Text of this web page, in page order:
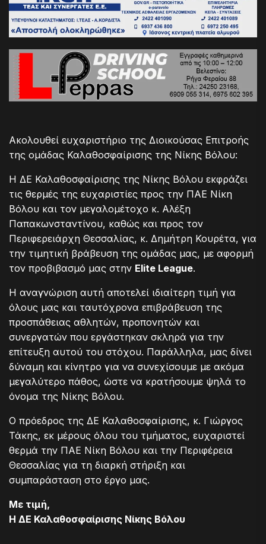
Ακολουθεί ευχαριστήριο της Διοικούσας Επιτροής
της ομάδας Καλαθοσφαίρισης της Νίκης Βόλου:
Η ΔΕ Καλαθοσφαίρισης της Νίκης Βόλου εκφράζει
τις θερμές της ευχαριστίες προς την ΠΑΕ Νίκη
Βόλου και τον μεγαλομέτοχο κ. Αλέξη
Παπακωνσταντίνου, καθώς και προς τον
Περιφερειάρχη Θεσσαλίας, κ. Δημήτρη Κουρέτα, για
την τιμητική βράβευση της ομάδας μας, με αφορμή
τον προβιβασμό μας στην Elite League.
Η αναγνώριση αυτή αποτελεί ιδιαίτερη τιμή για
όλους μας και ταυτόχρονα επιβράβευση της
προσπάθειας αθλητών, προπονητών και
συνεργατών που εργάστηκαν σκληρά για την
επίτευξη αυτού του στόχου. Παράλληλα, μας δίνει
δύναμη και κίνητρο για να συνεχίσουμε με ακόμα
μεγαλύτερο πάθος, ώστε να κρατήσουμε ψηλά το
όνομα της Νίκης Βόλου.
Ο πρόεδρος της ΔΕ Καλαθοσφαίρισης, κ. Γιώργος
Τάκης, εκ μέρους όλου του τμήματος, ευχαριστεί
θερμά την ΠΑΕ Νίκη Βόλου και την Περιφέρεια
Θεσσαλίας για τη διαρκή στήριξη και
συμπαράσταση στο έργο μας.
Με τιμή,
Η ΔΕ Καλαθοσφαίρισης Νίκης Βόλου